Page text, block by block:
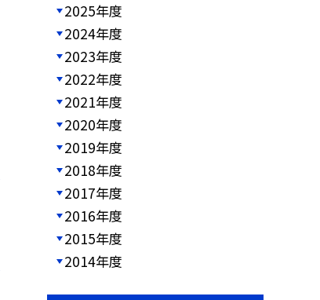
2025年度
2024年度
2023年度
2022年度
2021年度
2020年度
2019年度
2018年度
2017年度
2016年度
2015年度
2014年度